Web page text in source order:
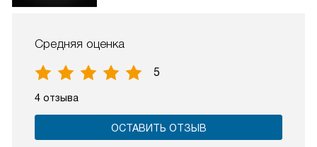
Средняя оценка
5
4 отзыва
ОСТАВИТЬ ОТЗЫВ